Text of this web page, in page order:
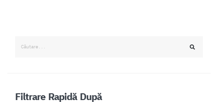
Filtrare Rapidă După